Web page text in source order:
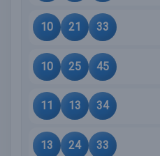
10 21 33
10 25 45
11 13 34
13 24 33